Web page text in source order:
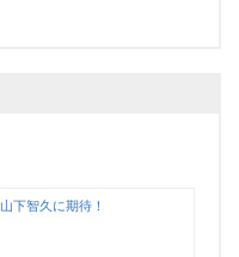
下智久に期待！